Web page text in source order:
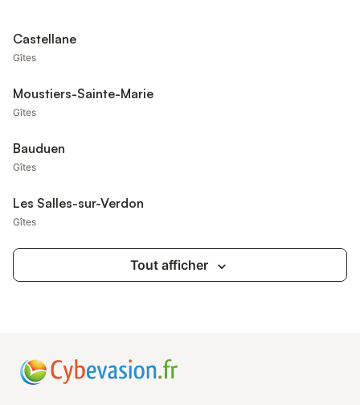
Castellane
Gîtes
Moustiers-Sainte-Marie
Gîtes
Bauduen
Gîtes
Les Salles-sur-Verdon
Gîtes
Tout afficher